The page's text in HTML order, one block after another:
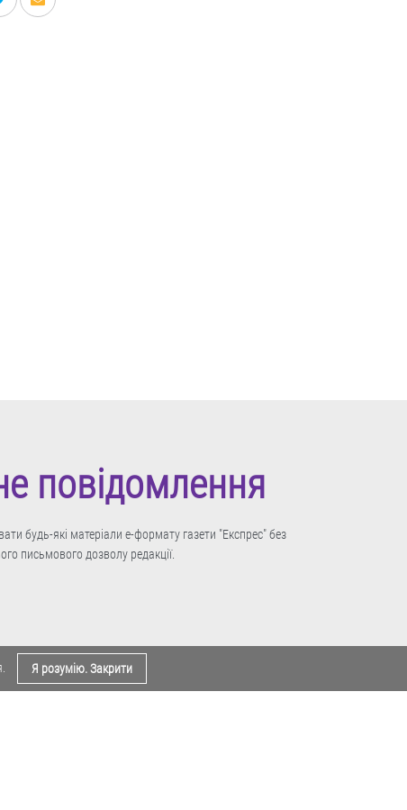
повідомлення
будь-які матеріали е-формату газети "Експрес" без
письмового дозволу редакції.
Я розумію. Закрити